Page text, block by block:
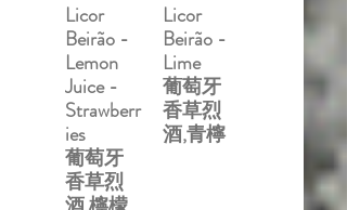
Licor
Beirão -
Lemon
Juice -
Strawberr
ies
葡萄牙
香草烈
Licor
Beirão -
Lime
葡萄牙
香草烈
酒,青檸